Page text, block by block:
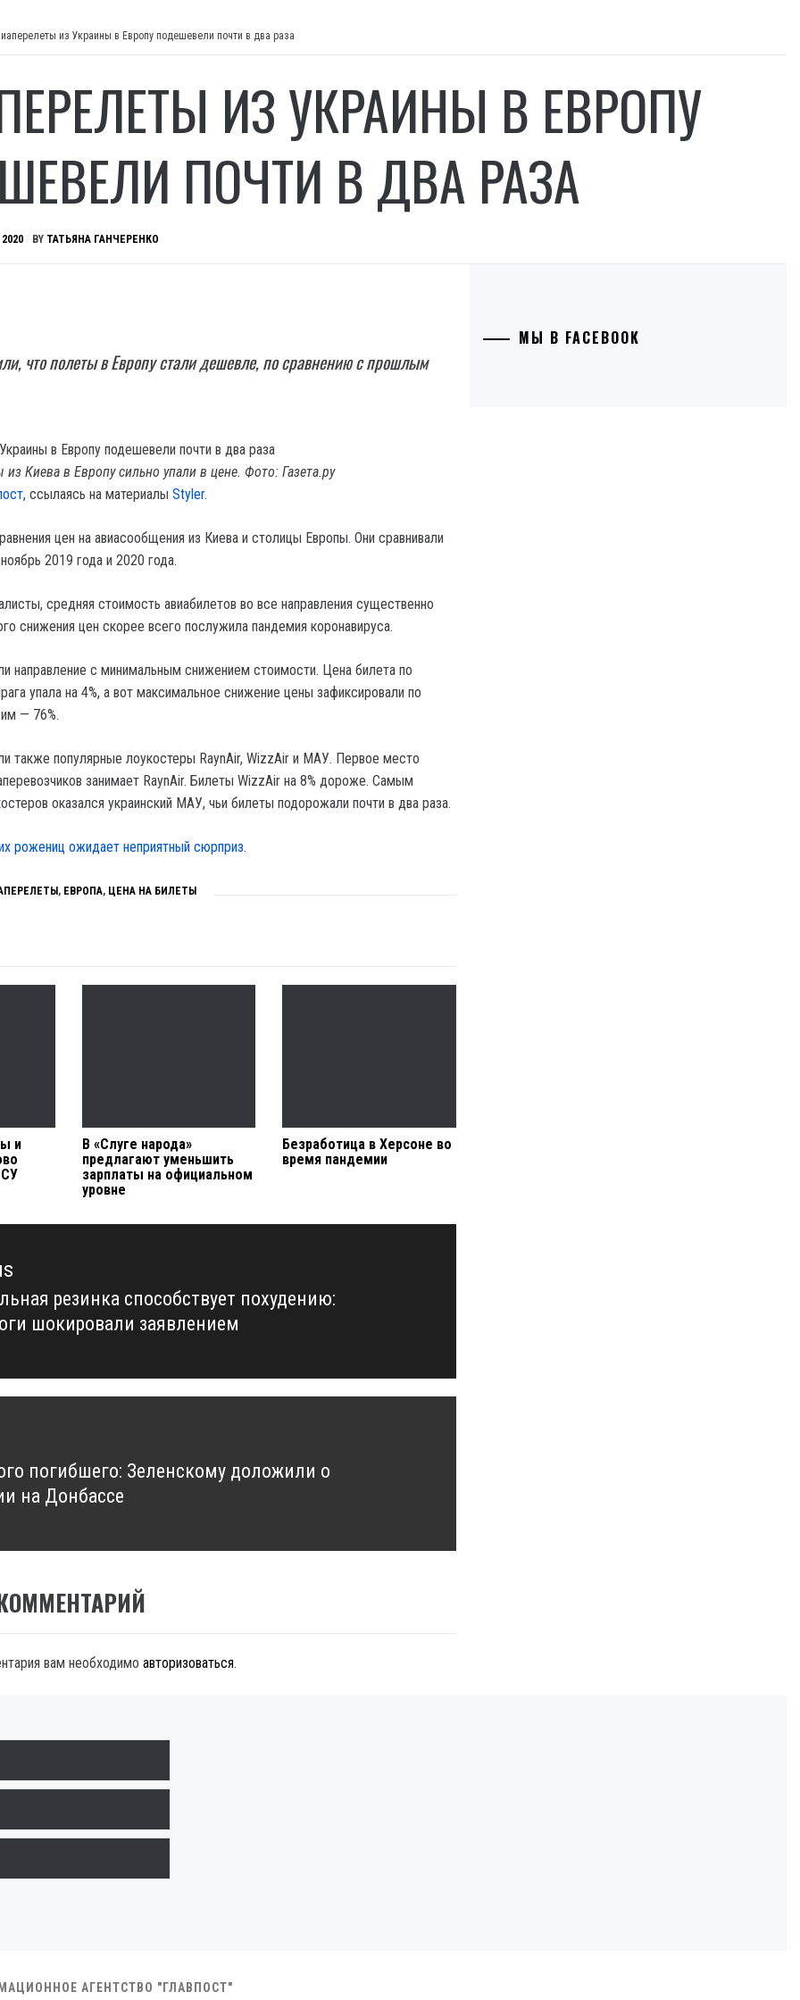
из Украины в Европу подешевели почти в два раза
ИЗ УКРАИНЫ В ЕВРОПУ
ПОЧТИ В ДВА РАЗА
BY ТАТЬЯНА ГАНЧЕРЕНКО
что полеты в Европу стали дешевле, по сравнению с прошлым
Киева в Европу сильно упали в цене. Фото: Газета.ру
, ссылаясь на материалы Styler.
цен на авиасообщения из Киева и столицы Европы. Они сравнивали
2019 года и 2020 года.
средняя стоимость авиабилетов во все направления существенно
снижения цен скорее всего послужила пандемия коронавируса.
направление с минимальным снижением стоимости. Цена билета по
упала на 4%, а вот максимальное снижение цены зафиксировали по
— 76%.
также популярные лоукостеры RaynAir, WizzAir и МАУ. Первое место
занимает RaynAir. Билеты WizzAir на 8% дороже. Самым
оказался украинский МАУ, чьи билеты подорожали почти в два раза.
рожениц ожидает неприятный сюрприз.
, ЕВРОПА, ЦЕНА НА БИЛЕТЫ
и
В «Слуге народа»
предлагают уменьшить
зарплаты на официальном
уровне
Безработица в Херсоне во
время пандемии
резинка способствует похудению:
шокировали заявлением
погибшего: Зеленскому доложили о
на Донбассе
вам необходимо авторизоваться.
МЫ В FACEBOOK
АГЕНТСТВО "ГЛАВПОСТ"